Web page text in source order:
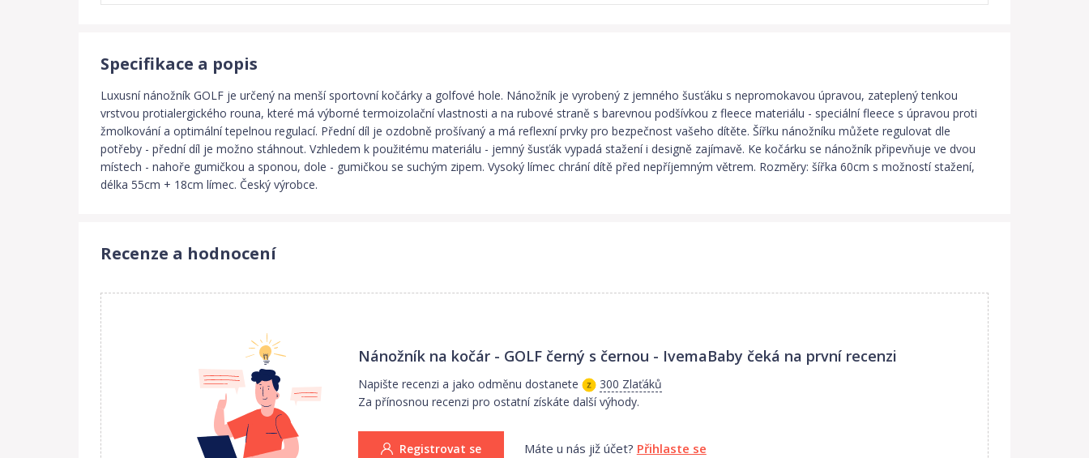
Specifikace a popis
Luxusní nánožník GOLF je určený na menší sportovní kočárky a golfové hole. Nánožník je vyrobený z jemného šusťáku s nepromokavou úpravou, zateplený tenkou
vrstvou protialergického rouna, které má výborné termoizolační vlastnosti a na rubové straně s barevnou podšívkou z fleece materiálu - speciální fleece s úpravou proti
žmolkování a optimální tepelnou regulací. Přední díl je ozdobně prošívaný a má reflexní prvky pro bezpečnost vašeho dítěte. Šířku nánožníku můžete regulovat dle
potřeby - přední díl je možno stáhnout. Vzhledem k použitému materiálu - jemný šusťák vypadá stažení i designě zajímavě. Ke kočárku se nánožník připevňuje ve dvou
místech - nahoře gumičkou a sponou, dole - gumičkou se suchým zipem. Vysoký límec chrání dítě před nepříjemným větrem. Rozměry: šířka 60cm s možností stažení,
délka 55cm + 18cm límec. Český výrobce.
Recenze a hodnocení
Nánožník na kočár - GOLF černý s černou - IvemaBaby čeká na první recenzi
Napište recenzi a jako odměnu dostanete
300 Zlaťáků
Za přínosnou recenzi pro ostatní získáte další výhody.
Registrovat se Máte u nás již účet? Přihlaste se